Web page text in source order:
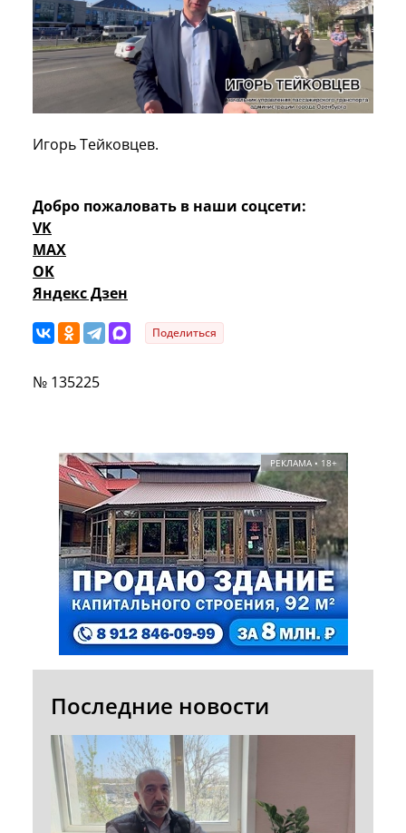
Игорь Тейковцев.
Добро пожаловать в наши соцсети:
VK
MAX
OK
Яндекс Дзен
Поделиться
№ 135225
РЕКЛАМА • 18+
Последние новости